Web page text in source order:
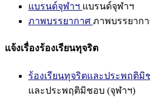
แบรนด์จุฬาฯ แบรนด์จุฬาฯ
ภาพบรรยากาศ ภาพบรรยาก
แจ้งเรื่องร้องเรียนทุจริต
ร้องเรียนทุจริตและประพฤติมิ
และประพฤติมิชอบ (จุฬาฯ)